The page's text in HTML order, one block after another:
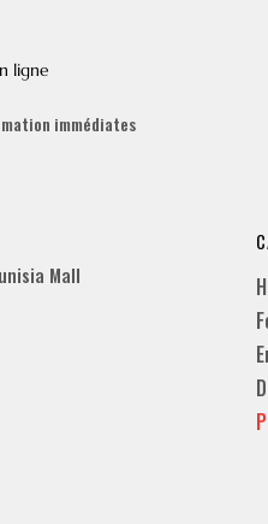
ligne
immédiates
Mall